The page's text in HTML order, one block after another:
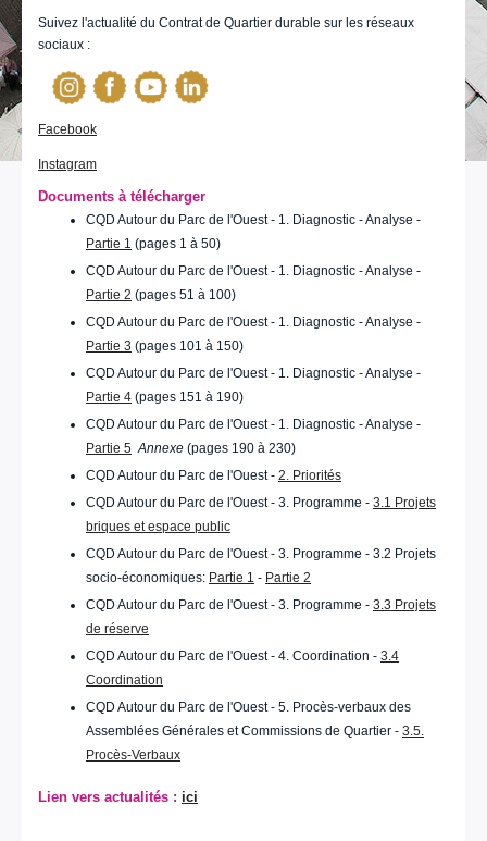
Suivez l'actualité du Contrat de Quartier durable sur les réseaux
sociaux :
Facebook
Instagram
Documents à télécharger
CQD Autour du Parc de l'Ouest - 1. Diagnostic - Analyse -
Partie 1 (pages 1 à 50)
CQD Autour du Parc de l'Ouest - 1. Diagnostic - Analyse -
Partie 2 (pages 51 à 100)
CQD Autour du Parc de l'Ouest - 1. Diagnostic - Analyse -
Partie 3 (pages 101 à 150)
CQD Autour du Parc de l'Ouest - 1. Diagnostic - Analyse -
Partie 4 (pages 151 à 190)
CQD Autour du Parc de l'Ouest - 1. Diagnostic - Analyse -
Partie 5 Annexe (pages 190 à 230)
CQD Autour du Parc de l'Ouest - 2. Priorités
CQD Autour du Parc de l'Ouest - 3. Programme - 3.1 Projets
briques et espace public
CQD Autour du Parc de l'Ouest - 3. Programme - 3.2 Projets
socio-économiques: Partie 1 - Partie 2
CQD Autour du Parc de l'Ouest - 3. Programme - 3.3 Projets
de réserve
CQD Autour du Parc de l'Ouest - 4. Coordination - 3.4
Coordination
CQD Autour du Parc de l'Ouest - 5. Procès-verbaux des
Assemblées Générales et Commissions de Quartier - 3.5.
Procès-Verbaux
Lien vers actualités : ici